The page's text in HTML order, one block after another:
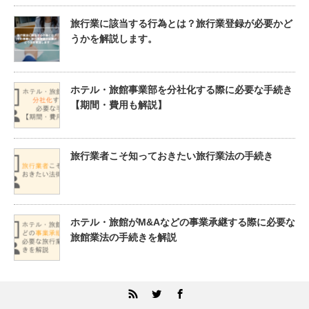
旅行業に該当する行為とは？旅行業登録が必要かど
うかを解説します。
ホテル・旅館事業部を分社化する際に必要な手続き
【期間・費用も解説】
旅行業者こそ知っておきたい旅行業法の手続き
ホテル・旅館がM&Aなどの事業承継する際に必要な
旅館業法の手続きを解説
Facebook